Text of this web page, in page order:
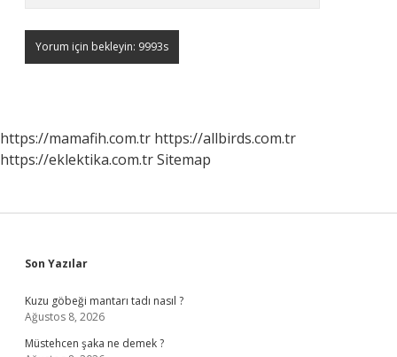
https://mamafih.com.tr https://allbirds.com.tr
https://eklektika.com.trSitemap
Sidebar
Son Yazılar
Kuzu göbeği mantarı tadı nasıl ?
Ağustos 8, 2026
Müstehcen şaka ne demek ?